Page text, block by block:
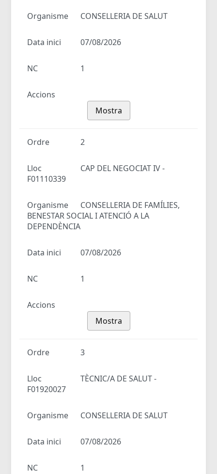
Organisme CONSELLERIA DE SALUT
Data inici 07/08/2026
NC 1
Accions
Mostra
Ordre 2
Lloc
CAP DEL NEGOCIAT IV -
F01110339
Organisme
CONSELLERIA DE FAMÍLIES,
BENESTAR SOCIAL I ATENCIÓ A LA
DEPENDÈNCIA
Data inici 07/08/2026
NC 1
Accions
Mostra
Ordre 3
Lloc
TÈCNIC/A DE SALUT -
F01920027
Organisme CONSELLERIA DE SALUT
Data inici 07/08/2026
NC 1